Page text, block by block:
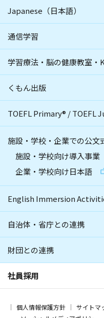
Japanese（日本語）
通信学習
学習療法・脳の健康教室・
くもん出版
TOEFL Primary® /TOEFL
施設・学校・企業での公文
施設・学校向け導入事業
企業・学校向け日本語
English Immersion
自治体・省庁との連携
財団との連携
社員採用
個人情報保護方針 サイトマ